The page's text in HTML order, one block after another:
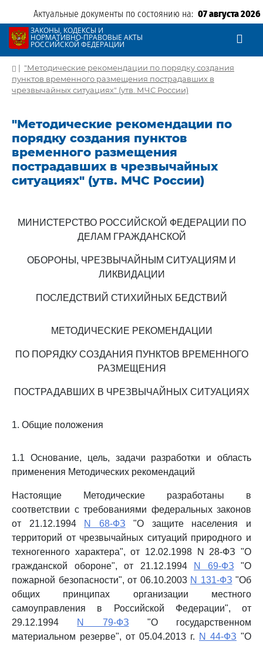
Актуальные документы по состоянию на: 07 августа 2026
ЗАКОНЫ, КОДЕКСЫ И
НОРМАТИВНО-ПРАВОВЫЕ АКТЫ
РОССИЙСКОЙ ФЕДЕРАЦИИ
| "Методические рекомендации по порядку создания
пунктов временного размещения пострадавших в
чрезвычайных ситуациях" (утв. МЧС России)
"Методические рекомендации по
порядку создания пунктов
временного размещения
пострадавших в чрезвычайных
ситуациях" (утв. МЧС России)
МИНИСТЕРСТВО РОССИЙСКОЙ ФЕДЕРАЦИИ ПО
ДЕЛАМ ГРАЖДАНСКОЙ
ОБОРОНЫ, ЧРЕЗВЫЧАЙНЫМ СИТУАЦИЯМ И
ЛИКВИДАЦИИ
ПОСЛЕДСТВИЙ СТИХИЙНЫХ БЕДСТВИЙ
МЕТОДИЧЕСКИЕ РЕКОМЕНДАЦИИ
ПО ПОРЯДКУ СОЗДАНИЯ ПУНКТОВ ВРЕМЕННОГО
РАЗМЕЩЕНИЯ
ПОСТРАДАВШИХ В ЧРЕЗВЫЧАЙНЫХ СИТУАЦИЯХ
1. Общие положения
1.1 Основание, цель, задачи разработки и область
применения Методических рекомендаций
Настоящие Методические разработаны в
соответствии с требованиями федеральных законов
от 21.12.1994
N 68-ФЗ "О защите населения и
территорий от чрезвычайных ситуаций природного и
техногенного характера", от 12.02.1998 N 28-ФЗ "О
гражданской обороне", от 21.12.1994
N 69-ФЗ "О
пожарной безопасности", от 06.10.2003 N 131-ФЗ "Об
общих принципах организации местного
самоуправления в Российской Федерации", от
29.12.1994
N 79-ФЗ "О государственном
материальном резерве", от 05.04.2013 г. N 44-ФЗ "О